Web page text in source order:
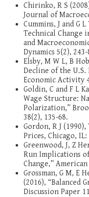
Chirinko, R S
Journal of
Cummins, J and G
Technical Change
and
Dynamics 5(2), 243-
Elsby, M W L, B
Decline of the U.S.
Economic Activity
Goldin, C and F L
Wage Structure:
Polarization,”
38(2), 135-68.
Gordon, R J
Prices, Chicago,
Greenwood, J, Z
Run Implications
Change,”
Grossman, G M, E
(2016), “Balanced
Discussion Paper